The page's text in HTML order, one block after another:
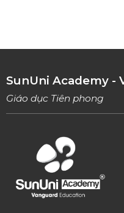
DỤNG VÀ
SunUni Academy -
Giáo dục Tiên phong